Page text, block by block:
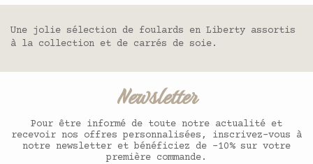
Une jolie sélection de foulards en Liberty assortis
à la collection et de carrés de soie.
Newsletter
Pour être informé de toute notre actualité et
recevoir nos offres personnalisées, inscrivez-vous à
notre newsletter et bénéficiez de -10% sur votre
première commande.